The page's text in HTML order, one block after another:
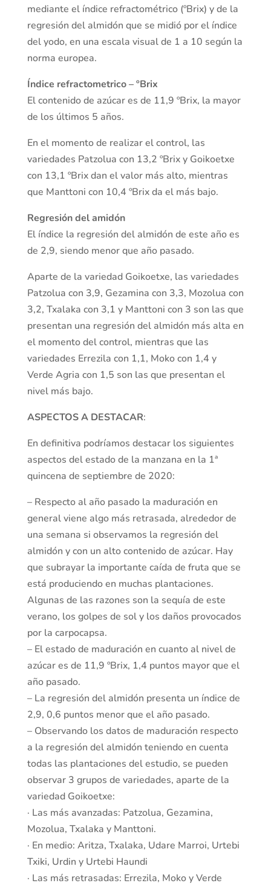
mediante el índice refractométrico (ºBrix) y de la
regresión del almidón que se midió por el índice
del yodo, en una escala visual de 1 a 10 según la
norma europea.
Índice refractometrico – ºBrix
El contenido de azúcar es de 11,9 ºBrix, la mayor
de los últimos 5 años.
En el momento de realizar el control, las
variedades Patzolua con 13,2 ºBrix y Goikoetxe
con 13,1 ºBrix dan el valor más alto, mientras
que Manttoni con 10,4 ºBrix da el más bajo.
Regresión del amidón
El índice la regresión del almidón de este año es
de 2,9, siendo menor que año pasado.
Aparte de la variedad Goikoetxe, las variedades
Patzolua con 3,9, Gezamina con 3,3, Mozolua con
3,2, Txalaka con 3,1 y Manttoni con 3 son las que
presentan una regresión del almidón más alta en
el momento del control, mientras que las
variedades Errezila con 1,1, Moko con 1,4 y
Verde Agria con 1,5 son las que presentan el
nivel más bajo.
ASPECTOS A DESTACAR:
En definitiva podríamos destacar los siguientes
aspectos del estado de la manzana en la 1ª
quincena de septiembre de 2020:
– Respecto al año pasado la maduración en
general viene algo más retrasada, alrededor de
una semana si observamos la regresión del
almidón y con un alto contenido de azúcar. Hay
que subrayar la importante caída de fruta que se
está produciendo en muchas plantaciones.
Algunas de las razones son la sequía de este
verano, los golpes de sol y los daños provocados
por la carpocapsa.
– El estado de maduración en cuanto al nivel de
azúcar es de 11,9 ºBrix, 1,4 puntos mayor que el
año pasado.
– La regresión del almidón presenta un índice de
2,9, 0,6 puntos menor que el año pasado.
– Observando los datos de maduración respecto
a la regresión del almidón teniendo en cuenta
todas las plantaciones del estudio, se pueden
observar 3 grupos de variedades, aparte de la
variedad Goikoetxe:
· Las más avanzadas: Patzolua, Gezamina,
Mozolua, Txalaka y Manttoni.
· En medio: Aritza, Txalaka, Udare Marroi, Urtebi
Txiki, Urdin y Urtebi Haundi
· Las más retrasadas: Errezila, Moko y Verde